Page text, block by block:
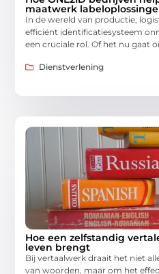
maatwerk
In de wereld van productie,
efficiënt identificatiesysteem
een cruciale rol. Of het nu gaat
Dienstverlening
Hoe een zelfstandig
leven brengt
Bij vertaalwerk draait het niet
van woorden, maar om het